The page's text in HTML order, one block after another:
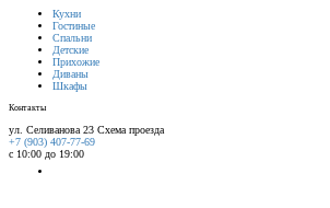
Кухни
Гостиные
Спальни
Детские
Прихожие
Диваны
Шкафы
Контакты
ул. Селиванова 23 Схема проезда
+7 (903) 407-77-69
с 10:00 до 19:00